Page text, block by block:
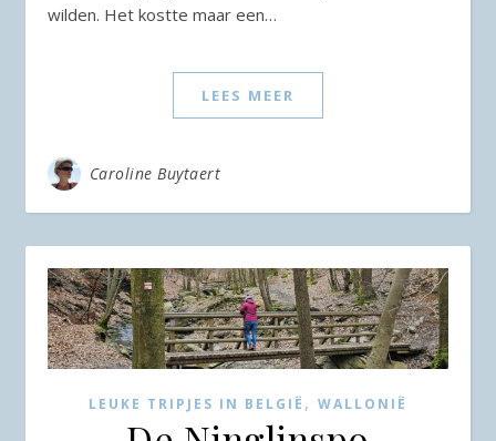
wilden. Het kostte maar een…
LEES MEER
Caroline Buytaert
LEUKE TRIPJES IN BELGIË , WALLONIË